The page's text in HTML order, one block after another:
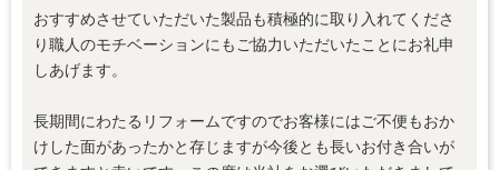
おすすめさせていただいた製品も積極的に取り入れてくださ
り職人のモチベーションにもご協力いただいたことにお礼申
しあげます。
長期間にわたるリフォームですのでお客様にはご不便もおか
けした面があったかと存じますが今後とも長いお付き合いが